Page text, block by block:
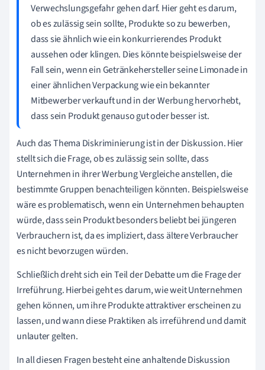
Verwechslungsgefahr gehen darf. Hier geht es darum,
ob es zulässig sein sollte, Produkte so zu bewerben,
dass sie ähnlich wie ein konkurrierendes Produkt
aussehen oder klingen. Dies könnte beispielsweise der
Fall sein, wenn ein Getränkehersteller seine Limonade in
einer ähnlichen Verpackung wie ein bekannter
Mitbewerber verkauft und in der Werbung hervorhebt,
dass sein Produkt genauso gut oder besser ist.
Auch das Thema Diskriminierung ist in der Diskussion. Hier
stellt sich die Frage, ob es zulässig sein sollte, dass
Unternehmen in ihrer Werbung Vergleiche anstellen, die
bestimmte Gruppen benachteiligen könnten. Beispielsweise
wäre es problematisch, wenn ein Unternehmen behaupten
würde, dass sein Produkt besonders beliebt bei jüngeren
Verbrauchern ist, da es impliziert, dass ältere Verbraucher
es nicht bevorzugen würden.
Schließlich dreht sich ein Teil der Debatte um die Frage der
Irreführung. Hierbei geht es darum, wie weit Unternehmen
gehen können, um ihre Produkte attraktiver erscheinen zu
lassen, und wann diese Praktiken als irreführend und damit
unlauter gelten.
In all diesen Fragen besteht eine anhaltende Diskussion